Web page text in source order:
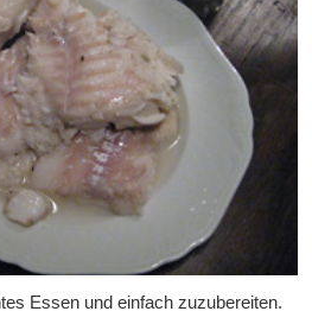
Essen und einfach zuzubereiten.